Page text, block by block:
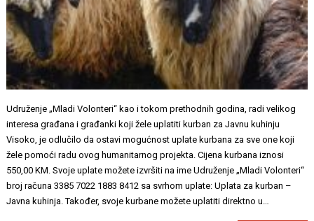
Udruženje „Mladi Volonteri“ kao i tokom prethodnih godina, radi velikog
interesa građana i građanki koji žele uplatiti kurban za Javnu kuhinju
Visoko, je odlučilo da ostavi mogućnost uplate kurbana za sve one koji
žele pomoći radu ovog humanitarnog projekta. Cijena kurbana iznosi
550,00 KM. Svoje uplate možete izvršiti na ime Udruženje „Mladi Volonteri“
broj računa 3385 7022 1883 8412 sa svrhom uplate: Uplata za kurban –
Javna kuhinja. Također, svoje kurbane možete uplatiti direktno u…